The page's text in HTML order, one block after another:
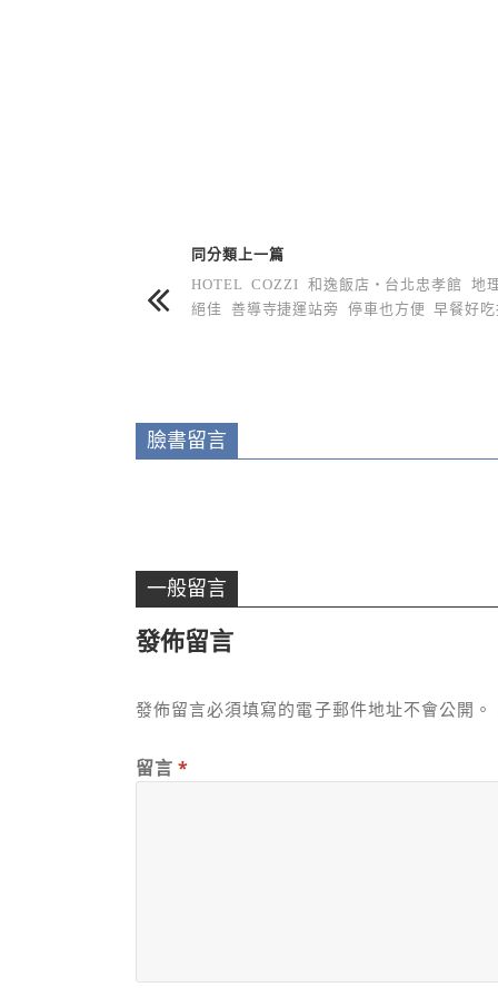
同分類上一篇
HOTEL COZZI 和逸飯店‧台北忠孝館 地
絕佳 善導寺捷運站旁 停車也方便 早餐好吃
臉書留言
一般留言
發佈留言
發佈留言必須填寫的電子郵件地址不會公開。
留言 *